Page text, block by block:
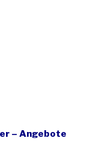
– Angebote